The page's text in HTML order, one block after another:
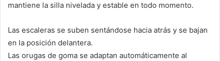
mantiene la silla nivelada y estable en todo momento.
Las escaleras se suben sentándose hacia atrás y se bajan
en la posición delantera.
Las orugas de goma se adaptan automáticamente al